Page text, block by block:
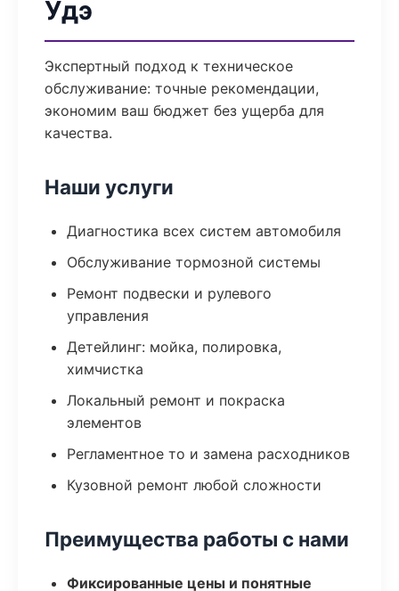
Удэ
Экспертный подход к техническое
обслуживание: точные рекомендации,
экономим ваш бюджет без ущерба для
качества.
Наши услуги
Диагностика всех систем автомобиля
Обслуживание тормозной системы
Ремонт подвески и рулевого
управления
Детейлинг: мойка, полировка,
химчистка
Локальный ремонт и покраска
элементов
Регламентное то и замена расходников
Кузовной ремонт любой сложности
Преимущества работы с нами
Фиксированные цены и понятные